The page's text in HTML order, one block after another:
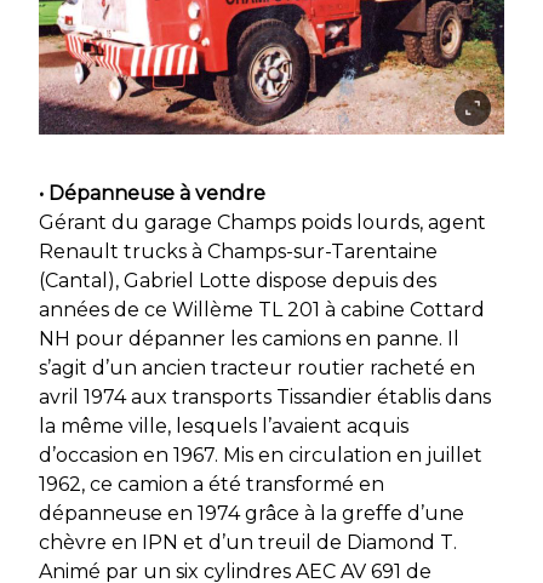
• Dépanneuse à vendre
Gérant du garage Champs poids lourds, agent
Renault trucks à Champs-sur-Tarentaine
(Cantal), Gabriel Lotte dispose depuis des
années de ce Willème TL 201 à cabine Cottard
NH pour dépanner les camions en panne. Il
s’agit d’un ancien tracteur routier racheté en
avril 1974 aux transports Tissandier établis dans
la même ville, lesquels l’avaient acquis
d’occasion en 1967. Mis en circulation en juillet
1962, ce camion a été transformé en
dépanneuse en 1974 grâce à la greffe d’une
chèvre en IPN et d’un treuil de Diamond T.
Animé par un six cylindres AEC AV 691 de